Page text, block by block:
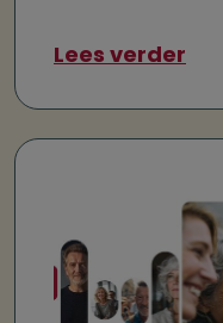
Lees verder